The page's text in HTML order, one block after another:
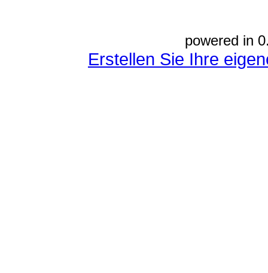
powered in
Erstellen Sie Ihre